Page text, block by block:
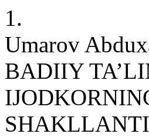
1.
Umarov
BADIIY